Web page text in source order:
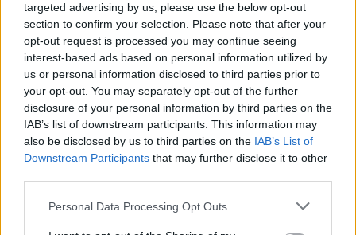
targeted advertising by us, please use the below opt-out
section to confirm your selection. Please note that after your
opt-out request is processed you may continue seeing
interest-based ads based on personal information utilized by
us or personal information disclosed to third parties prior to
your opt-out. You may separately opt-out of the further
disclosure of your personal information by third parties on the
IAB’s list of downstream participants. This information may
also be disclosed by us to third parties on the IAB’s List of
Downstream Participants that may further disclose it to other
Please note that this website/app uses one or more Google
Personal Data Processing Opt Outs
ΑΣΕΠ: Πιστοποίηση Αγγλικών σε
μόνο 2 ημέρες στα χέρια σας
ΑΣΕΠ: Εξ αποστάσεως η πιο Εύκολη
Πιστοποίηση Υπολογιστών σε 2